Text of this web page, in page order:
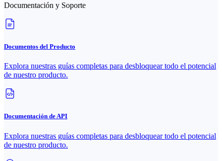
Documentación y Soporte
Documentos del Producto
Explora nuestras guías completas para desbloquear todo el potencial
de nuestro producto.
Documentación de API
Explora nuestras guías completas para desbloquear todo el potencial
de nuestro producto.